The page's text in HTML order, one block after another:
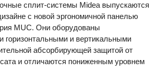
сплит-системы Midea выпускаются
с новой эргономичной панелью
MUC. Они оборудованы
горизонтальными и вертикальными
абсорбирующей защитой от
и отличаются пониженным уровнем